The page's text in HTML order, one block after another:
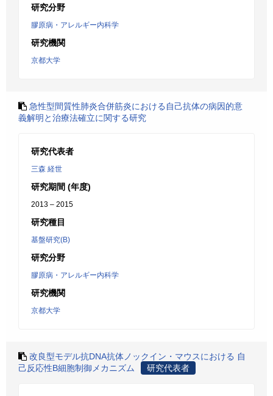
研究分野
膠原病・アレルギー内科学
研究機関
京都大学
急性型間質性肺炎合併筋炎における自己抗体の病因的意
義解明と治療法確立に関する研究
研究代表者
三森 経世
研究期間 (年度)
2013 – 2015
研究種目
基盤研究(B)
研究分野
膠原病・アレルギー内科学
研究機関
京都大学
改良型モデル抗DNA抗体ノックイン・マウスにおける 自
己反応性B細胞制御メカニズム
研究代表者